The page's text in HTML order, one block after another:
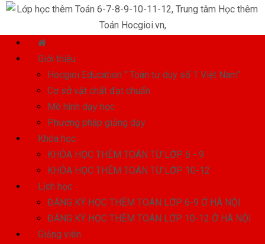
Giới thiệu
Hocgioi Education " Toán tư duy số 1 Việt Nam"
Cơ sở vật chất đạt chuẩn
Mô hình dạy học
Phương pháp giảng dạy
Khóa học
KHÓA HỌC THÊM TOÁN TỪ LỚP 6 - 9
KHÓA HỌC THÊM TOÁN TỪ LỚP 10-12
Lịch học
ĐĂNG KÝ HỌC THÊM TOÁN LỚP 6-9 Ở HÀ NỘI
ĐĂNG KÝ HỌC THÊM TOÁN LỚP 10-12 Ở HÀ NỘI
Giảng viên